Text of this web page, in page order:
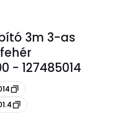
3m 3-as
- 127485014